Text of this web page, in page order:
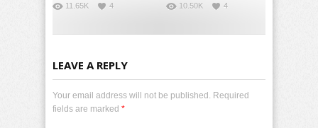
11.65K 4 10.50K 4
LEAVE A REPLY
Your email address will not be published. Required
fields are marked *